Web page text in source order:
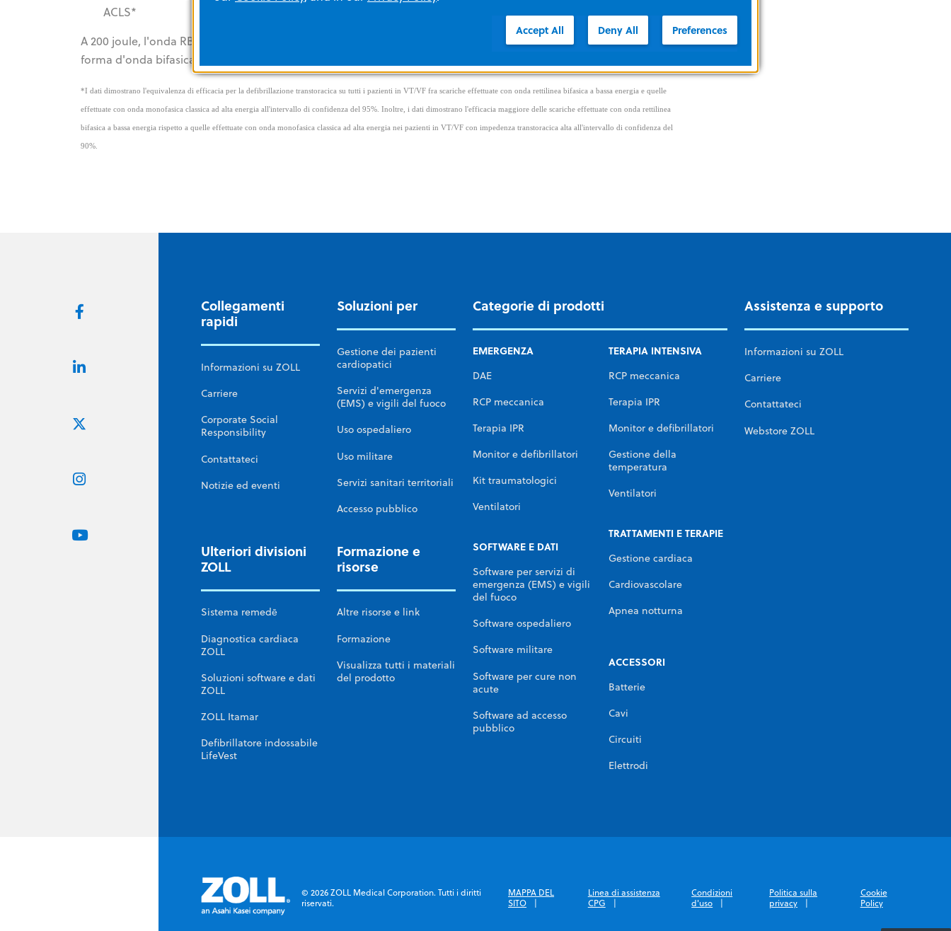
ACLS*
A 200 joule, l'onda RBW di ZOLL eroga più corrente media per i pazienti ad alta impedenza di qualsiasi altra
forma d'onda bifasica—anche rispetto a quelle che hanno impostazioni di energia più alte.
*I dati dimostrano l'equivalenza di efficacia per la defibrillazione transtoracica su tutti i pazienti in VT/VF fra scariche effettuate con onda rettilinea bifasica a bassa energia e quelle
effettuate con onda monofasica classica ad alta energia all'intervallo di confidenza del 95%. Inoltre, i dati dimostrano l'efficacia maggiore delle scariche effettuate con onda rettilinea
bifasica a bassa energia rispetto a quelle effettuate con onda monofasica classica ad alta energia nei pazienti in VT/VF con impedenza transtoracica alta all'intervallo di confidenza del
90%.
Collegamenti
rapidi
Informazioni su ZOLL
Carriere
Corporate Social
Responsibility
Contattateci
Notizie ed eventi
Soluzioni per
Gestione dei pazienti
cardiopatici
Servizi d'emergenza
(EMS) e vigili del fuoco
Uso ospedaliero
Uso militare
Servizi sanitari territoriali
Accesso pubblico
Ulteriori divisioni
ZOLL
Sistema remedē
Diagnostica cardiaca
ZOLL
Soluzioni software e dati
ZOLL
ZOLL Itamar
Defibrillatore indossabile
LifeVest
Formazione e
risorse
Altre risorse e link
Formazione
Visualizza tutti i materiali
del prodotto
Categorie di prodotti
EMERGENZA
DAE
RCP meccanica
Terapia IPR
Monitor e defibrillatori
Kit traumatologici
Ventilatori
TERAPIA INTENSIVA
RCP meccanica
Terapia IPR
Monitor e defibrillatori
Gestione della
temperatura
Ventilatori
TRATTAMENTI E TERAPIE
Gestione cardiaca
Cardiovascolare
Apnea notturna
SOFTWARE E DATI
Software per servizi di
emergenza (EMS) e vigili
del fuoco
Software ospedaliero
Software militare
Software per cure non
acute
Software ad accesso
pubblico
ACCESSORI
Batterie
Cavi
Circuiti
Elettrodi
Assistenza e supporto
Informazioni su ZOLL
Carriere
Contattateci
Webstore ZOLL
© 2026 ZOLL Medical Corporation. Tutti i diritti
riservati.
MAPPA DEL
SITO
Linea di assistenza
CPG
Condizioni
d'uso
Politica sulla
privacy
Cookie
Policy
Accept All Deny All Preferences